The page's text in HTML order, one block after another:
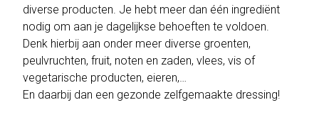
diverse producten. Je hebt meer dan één ingrediënt
nodig om aan je dagelijkse behoeften te voldoen.
Denk hierbij aan onder meer diverse groenten,
peulvruchten, fruit, noten en zaden, vlees, vis of
vegetarische producten, eieren,…
En daarbij dan een gezonde zelfgemaakte dressing!